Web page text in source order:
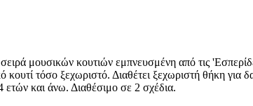
μουσικών κουτιών εμπνευσμένη από τις
τόσο ξεχωριστό. Διαθέτει ξεχωριστή θήκη
ετών και άνω. Διαθέσιμο σε 2 σχέδια.